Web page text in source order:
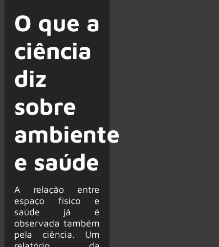
O que a
ciência
diz
sobre
ambiente
e saúde
A relação entre
espaço físico e
saúde já é
observada também
pela ciência. Um